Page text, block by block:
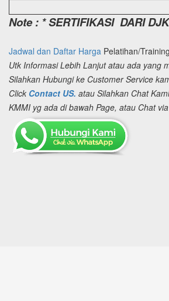
Note : * SERTIFIKASI DARI
Jadwal dan Daftar Harga Pelatihan/
Utk Informasi Lebih Lanjut atau ada yang
Silahkan Hubungi ke Customer Service
Click Contact US. atau Silahkan Chat
KMMI yg ada di bawah Page, atau Chat